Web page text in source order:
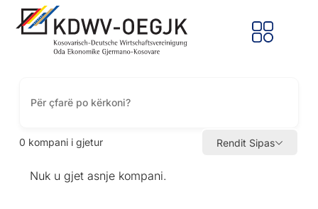
0 kompani i gjetur Rendit Sipas
Nuk u gjet asnje kompani.